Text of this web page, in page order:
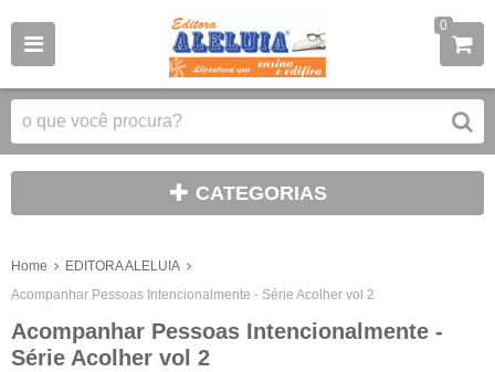
0
CATEGORIAS
Home
EDITORA ALELUIA
Acompanhar Pessoas Intencionalmente - Série Acolher vol 2
Acompanhar Pessoas Intencionalmente -
Série Acolher vol 2